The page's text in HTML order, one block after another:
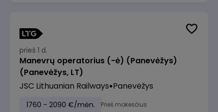
prieš 1 d.
Manevrų operatorius (-ė) (Panevėžys)
(Panevėžys, LT)
JSC Lithuanian Railways Panevėžys
1760 - 2090 €/mėn. Prieš mokesčius